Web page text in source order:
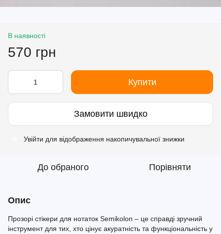
В наявності
570 грн
Купити
Замовити швидко
Увійти для відображення накопичувальної знижки
До обраного Порівняти
Опис
Прозорі стікери для нотаток Semikolon – це справді зручний
інструмент для тих, хто цінує акуратність та функціональність у